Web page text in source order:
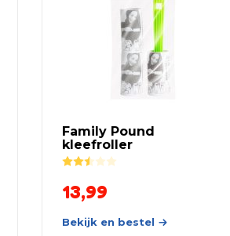
Family Pound
kleefroller
Rated2.50
13,99
Bekijk en bestel